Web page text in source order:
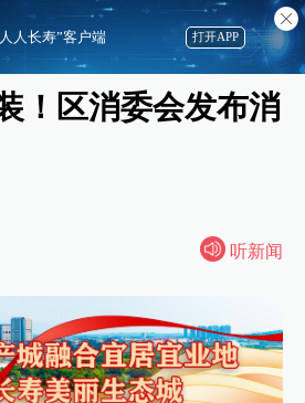
！区消委会发布消
听新闻
人长寿”客户端 打开APP